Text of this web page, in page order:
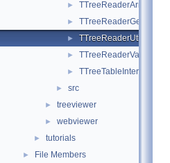
► TTreeReaderArray.h
► TTreeReaderGenerator.h
► TTreeReaderUtils.h
► TTreeReaderValue.h
► TTreeTableInterface.h
► src
► treeviewer
► webviewer
► tutorials
► File Members